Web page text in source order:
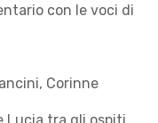
con le voci di
Corinne